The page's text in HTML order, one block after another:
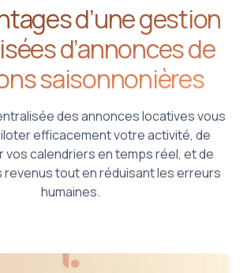
d’une gestion
d’annonces de
saisonnonières
des annonces locatives vous
efficacement votre activité, de
vos calendriers en temps réel, et de
revenus tout en réduisant les erreurs
humaines.